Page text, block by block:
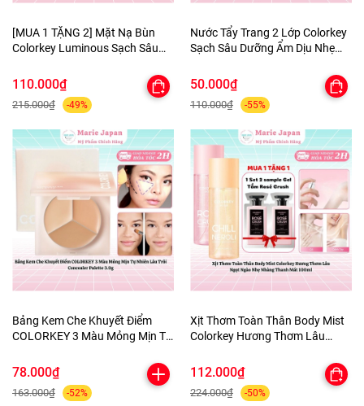
[MUA 1 TẶNG 2] Mặt Nạ Bùn
Colorkey Luminous Sạch Sâu
Mịn Purifying Clay Mask - TẶNG
SET SAMPLE 2 GEL TẮM
110.000₫
215.000₫ -49%
Nước Tẩy Trang 2 Lớp Colorkey
Sạch Sâu Dưỡng Ẩm Dịu Nhẹ
50.000₫
110.000₫ -55%
Bảng Kem Che Khuyết Điểm
COLORKEY 3 Màu Mỏng Mịn Tự
Palette 3.9g
78.000₫
163.000₫ -52%
Xịt Thơm Toàn Thân Body Mist
Colorkey Hương Thơm Lâu
Mát 100ml
112.000₫
224.000₫ -50%